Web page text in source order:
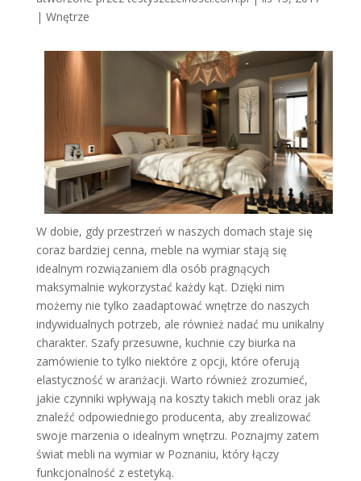
| Wnętrze
W dobie, gdy przestrzeń w naszych domach staje się
coraz bardziej cenna, meble na wymiar stają się
idealnym rozwiązaniem dla osób pragnących
maksymalnie wykorzystać każdy kąt. Dzięki nim
możemy nie tylko zaadaptować wnętrze do naszych
indywidualnych potrzeb, ale również nadać mu unikalny
charakter. Szafy przesuwne, kuchnie czy biurka na
zamówienie to tylko niektóre z opcji, które oferują
elastyczność w aranżacji. Warto również zrozumieć,
jakie czynniki wpływają na koszty takich mebli oraz jak
znaleźć odpowiedniego producenta, aby zrealizować
swoje marzenia o idealnym wnętrzu. Poznajmy zatem
świat mebli na wymiar w Poznaniu, który łączy
funkcjonalność z estetyką.